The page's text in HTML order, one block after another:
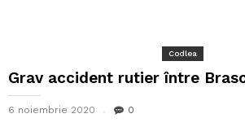
Codlea
Grav accident rutier între
6 noiembrie 2020 0